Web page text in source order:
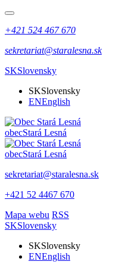
+421 524 467 670
sekretariat@staralesna.sk
SKSlovensky
SKSlovensky
ENEnglish
obecStará Lesná
obecStará Lesná
sekretariat@staralesna.sk
+421 52 4467 670
Mapa webu RSS
SKSlovensky
SKSlovensky
ENEnglish